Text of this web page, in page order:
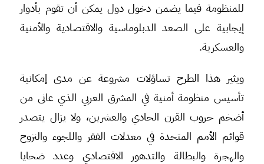
للمنظومة فيما يضمن دخول دول يمكن أن تقوم بأدوار
إيجابية على الصعد الدبلوماسية والاقتصادية والأمنية
والعسكرية.
ويثير هذا الطرح تساؤلات مشروعة عن مدى إمكانية
تأسيس منظومة أمنية في المشرق العربي الذي عانى من
أضخم حروب القرن الحادي والعشرين، ولا يزال يتصدر
قوائم الأمم المتحدة في معدلات الفقر واللجوء والنزوح
والهجرة والبطالة والتدهور الاقتصادي وعدد ضحايا